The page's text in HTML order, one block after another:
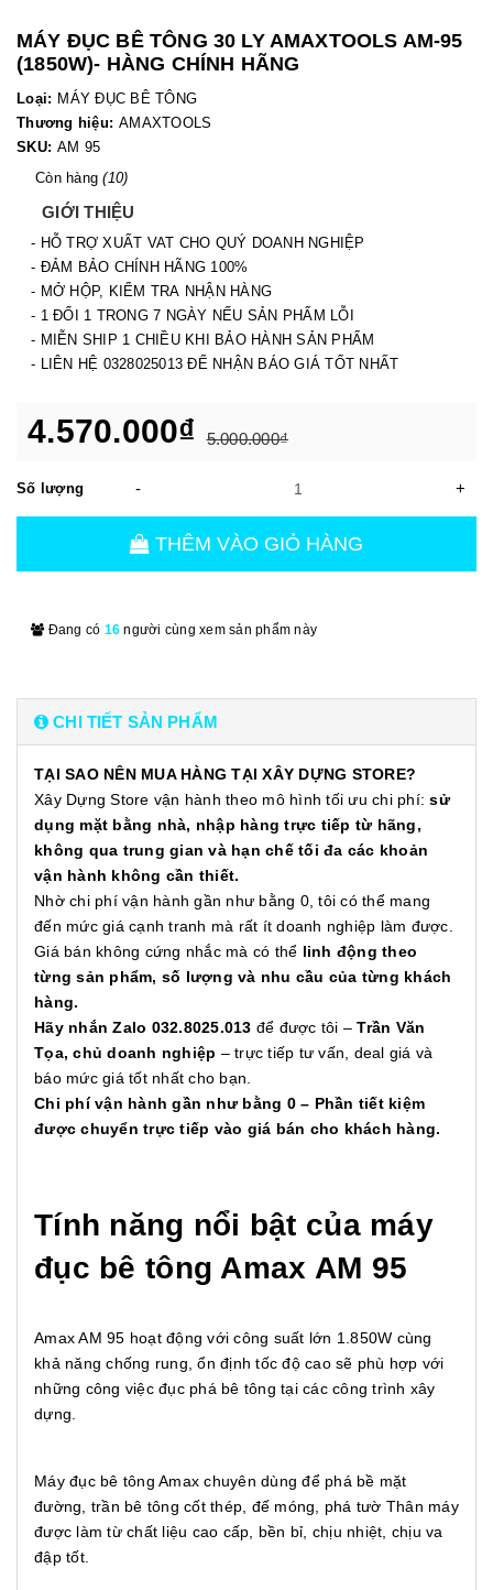
MÁY ĐỤC BÊ TÔNG 30 LY AMAXTOOLS AM-95
(1850W)- HÀNG CHÍNH HÃNG
Loại: MÁY ĐỤC BÊ TÔNG
Thương hiệu: AMAXTOOLS
SKU: AM 95
Còn hàng(10)
GIỚI THIỆU
- HỖ TRỢ XUẤT VAT CHO QUÝ DOANH NGHIỆP
- ĐẢM BẢO CHÍNH HÃNG 100%
- MỞ HỘP, KIỂM TRA NHẬN HÀNG
- 1 ĐỔI 1 TRONG 7 NGÀY NẾU SẢN PHẨM LỖI
- MIỄN SHIP 1 CHIỀU KHI BẢO HÀNH SẢN PHẨM
- LIÊN HỆ 0328025013 ĐỂ NHẬN BÁO GIÁ TỐT NHẤT
4.570.000₫ 5.000.000₫
Số lượng - +
THÊM VÀO GIỎ HÀNG
Đang có 16 người cùng xem sản phẩm này
CHI TIẾT SẢN PHẨM
TẠI SAO NÊN MUA HÀNG TẠI XÂY DỰNG STORE?
Xây Dựng Store vận hành theo mô hình tối ưu chi phí:sử
dụng mặt bằng nhà, nhập hàng trực tiếp từ hãng,
không qua trung gian và hạn chế tối đa các khoản
vận hành không cần thiết.
Nhờ chi phí vận hành gần như bằng 0, tôi có thể mang
đến mức giá cạnh tranh mà rất ít doanh nghiệp làm được.
Giá bán không cứng nhắc mà có thể linh động theo
từng sản phẩm, số lượng và nhu cầu của từng khách
hàng.
Hãy nhắn Zalo 032.8025.013 để được tôi –Trần Văn
Tọa, chủ doanh nghiệp – trực tiếp tư vấn, deal giá và
báo mức giá tốt nhất cho bạn.
Chi phí vận hành gần như bằng 0 – Phần tiết kiệm
được chuyển trực tiếp vào giá bán cho khách hàng.
Tính năng nổi bật của máy
đục bê tông Amax AM 95
Amax AM 95 hoạt động với công suất lớn 1.850W cùng
khả năng chống rung, ổn định tốc độ cao sẽ phù hợp với
những công việc đục phá bê tông tại các công trình xây
dựng.
Máy đục bê tông Amax chuyên dùng để phá bề mặt
đường, trần bê tông cốt thép, đế móng, phá tườ Thân máy
được làm từ chất liệu cao cấp, bền bỉ, chịu nhiệt, chịu va
đập tốt.